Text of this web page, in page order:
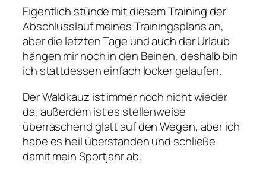
Eigentlich stünde mit diesem Training der
Abschlusslauf meines Trainingsplans an,
aber die letzten Tage und auch der Urlaub
hängen mir noch in den Beinen, deshalb bin
ich stattdessen einfach locker gelaufen.
Der Waldkauz ist immer noch nicht wieder
da, außerdem ist es stellenweise
überraschend glatt auf den Wegen, aber ich
habe es heil überstanden und schließe
damit mein Sportjahr ab.